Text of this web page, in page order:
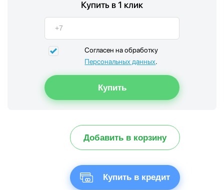
Купить в 1 клик
Согласен на обработку
Персональных данных.
Добавить в корзину
Купить в кредит